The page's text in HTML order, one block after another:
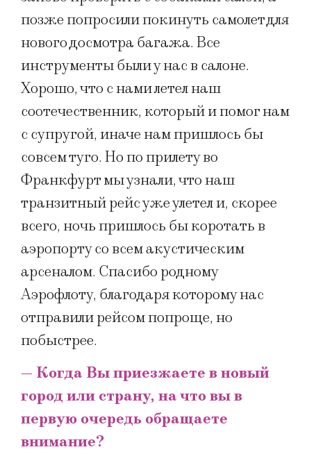
позже попросили покинуть самолет для
нового досмотра багажа. Все
инструменты были у нас в салоне.
Хорошо, что с нами летел наш
соотечественник, который и помог нам
с супругой, иначе нам пришлось бы
совсем туго. Но по прилету во
Франкфурт мы узнали, что наш
транзитный рейс уже улетел и, скорее
всего, ночь пришлось бы коротать в
аэропорту со всем акустическим
арсеналом. Спасибо родному
Аэрофлоту, благодаря которому нас
отправили рейсом попроще, но
побыстрее.
— Когда Вы приезжаете в новый
город или страну, на что вы в
первую очередь обращаете
внимание?